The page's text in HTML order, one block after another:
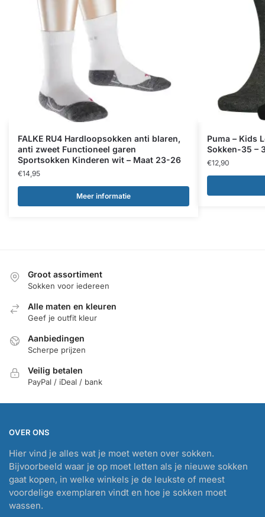
FALKE RU4 Hardloopsokken anti blaren,
anti zweet Functioneel garen
Sportsokken Kinderen wit – Maat 23-26
€14,95
Meer informatie
Puma – Kids
Sokken-35 –
€12,90
Groot assortiment
Sokken voor iedereen
Alle maten en kleuren
Geef je outfit kleur
Aanbiedingen
Scherpe prijzen
Veilig betalen
PayPal / iDeal / bank
OVER ONS
Hier vind je alles wat je moet weten over sokken.
Bijvoorbeeld waar je op moet letten als je nieuwe sokken
gaat kopen, in welke winkels je de leukste of meest
voordelige exemplaren vindt en hoe je sokken moet
wassen.